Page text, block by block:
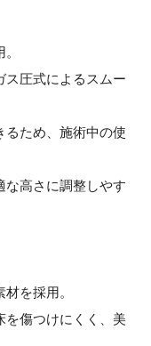
ス圧式によるスムー
るため、施術中の使
な高さに調整しやす
を採用。
を傷つけにくく、美